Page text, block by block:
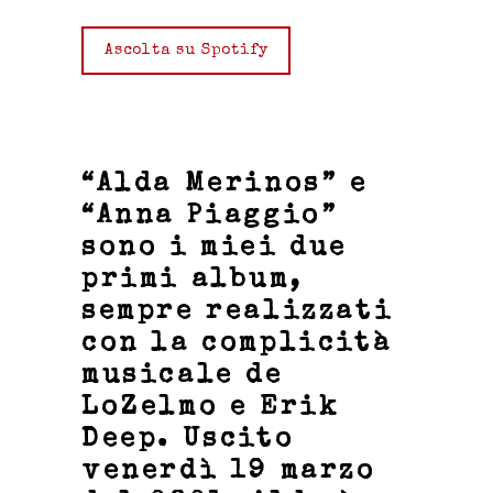
Ascolta su Spotify
“Alda Merinos” e
“Anna Piaggio”
sono i miei due
primi album,
sempre realizzati
con la complicità
musicale de
LoZelmo
e Erik
Deep. Uscito
venerdì 19 marzo